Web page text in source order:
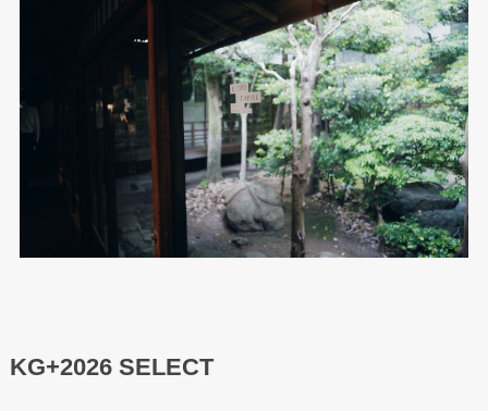
KG+2026 SELECT